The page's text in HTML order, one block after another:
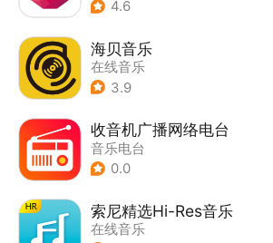
4.6
海贝音乐
在线音乐
3.9
收音机广播网络电台
音乐电台
0.0
索尼精选Hi-Res音乐
在线音乐